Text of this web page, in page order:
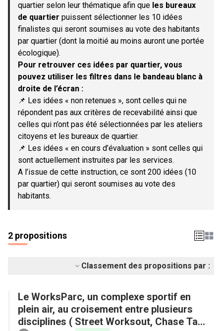
quartier selon leur thématique afin que les bureaux
de quartier puissent sélectionner les 10 idées
finalistes qui seront soumises au vote des habitants
par quartier (dont la moitié au moins auront une portée
écologique).
Pour retrouver ces idées par quartier, vous
pouvez utiliser les filtres dans le bandeau blanc à
droite de l’écran :
📌 Les idées « non retenues », sont celles qui ne
répondent pas aux critères de recevabilité ainsi que
celles qui n’ont pas été sélectionnées par les ateliers
citoyens et les bureaux de quartier.
📌 Les idées « en cours d’évaluation » sont celles qui
sont actuellement instruites par les services.
A l’issue de cette instruction, ce sont 200 idées (10
par quartier) qui seront soumises au vote des
habitants.
2 propositions
Classement des propositions par :
Le WorksParc, un complexe sportif en
plein air, au croisement entre plusieurs
disciplines ( Street Worksout, Chase Tag,